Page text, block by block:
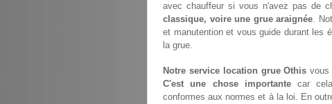
avec chauffeur si vous n'avez pas de
classique, voire une grue araignée.
et manutention et vous guide durant les
la grue.
Notre service location grue Othis vous
C'est une chose importantecar cela
conformes aux normes et à la loi. En